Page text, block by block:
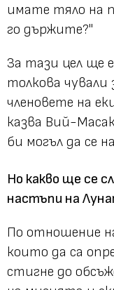
имате тяло на
го държите?"
За тази цел ще
толкова чували
членовете на
казва Вий-
би могъл да се
Но какво ще се
настъпи на
По отношение
които да са
стигне до